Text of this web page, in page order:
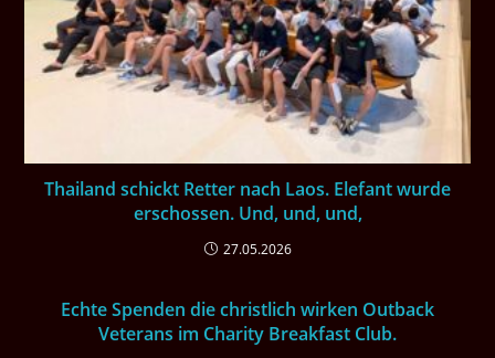
Thailand schickt Retter nach Laos. Elefant wurde
erschossen. Und, und, und,
27.05.2026
Echte Spenden die christlich wirken Outback
Veterans im Charity Breakfast Club.